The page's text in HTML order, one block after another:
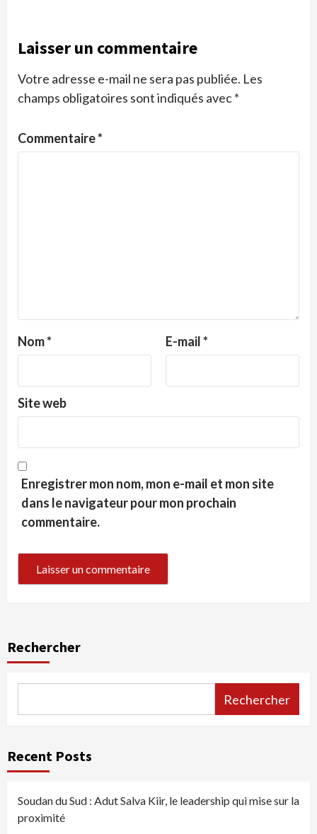
Laisser un commentaire
Votre adresse e-mail ne sera pas publiée. Les
champs obligatoires sont indiqués avec*
Commentaire*
Nom* E-mail*
Site web
Enregistrer mon nom, mon e-mail et mon site
dans le navigateur pour mon prochain
commentaire.
Rechercher
Rechercher
Recent Posts
Soudan du Sud : Adut Salva Kiir, le leadership qui mise sur la
proximité